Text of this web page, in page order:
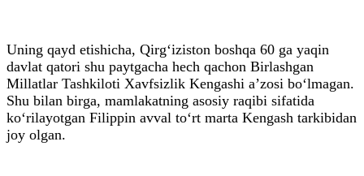
Uning qayd etishicha, Qirg‘iziston boshqa 60 ga yaqin
davlat qatori shu paytgacha hech qachon Birlashgan
Millatlar Tashkiloti Xavfsizlik Kengashi a’zosi bo‘lmagan.
Shu bilan birga, mamlakatning asosiy raqibi sifatida
ko‘rilayotgan Filippin avval to‘rt marta Kengash tarkibidan
joy olgan.